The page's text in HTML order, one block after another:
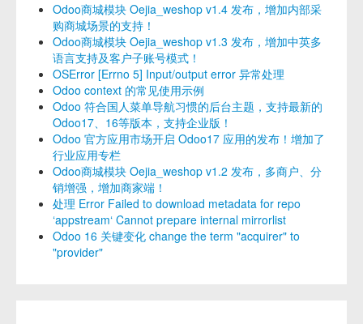
Odoo商城模块 Oejia_weshop v1.4 发布，增加内部采
购商城场景的支持！
Odoo商城模块 Oejia_weshop v1.3 发布，增加中英多
语言支持及客户子账号模式！
OSError [Errno 5] Input/output error 异常处理
Odoo context 的常见使用示例
Odoo 符合国人菜单导航习惯的后台主题，支持最新的
Odoo17、16等版本，支持企业版！
Odoo 官方应用市场开启 Odoo17 应用的发布！增加了
行业应用专栏
Odoo商城模块 Oejia_weshop v1.2 发布，多商户、分
销增强，增加商家端！
处理 Error Failed to download metadata for repo
‘appstream‘ Cannot prepare internal mirrorlist
Odoo 16 关键变化 change the term "acquirer" to
"provider"